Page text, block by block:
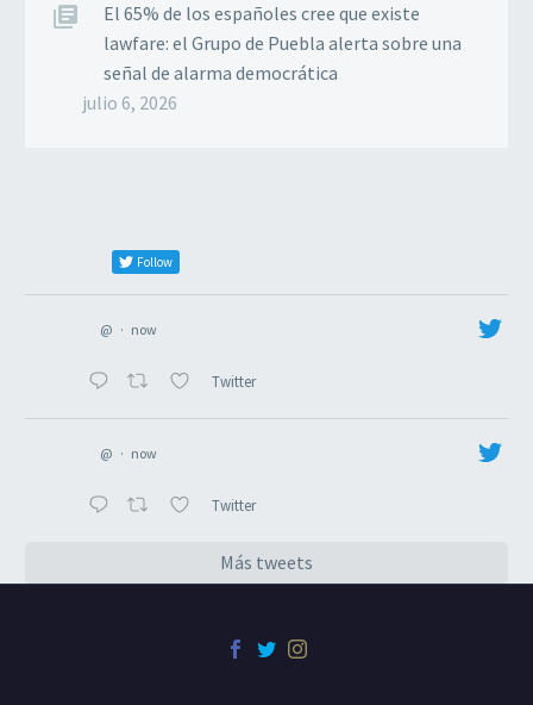
El 65% de los españoles cree que existe
lawfare: el Grupo de Puebla alerta sobre una
señal de alarma democrática
julio 6, 2026
Follow
@ · now
Twitter
@ · now
Twitter
Más tweets